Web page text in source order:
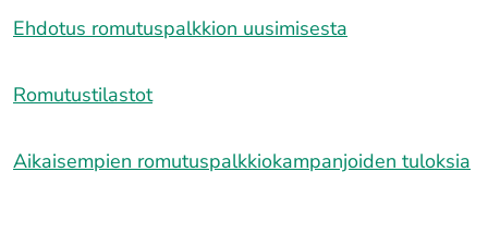
Ehdotus romutuspalkkion uusimisesta
Romutustilastot
Aikaisempien romutuspalkkiokampanjoiden tuloksia